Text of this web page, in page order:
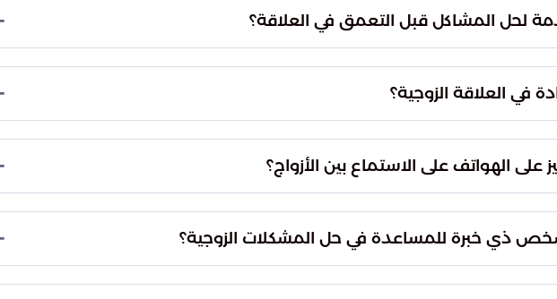
لحل المشاكل قبل التعمق في العلاقة؟
في العلاقة الزوجية؟
على الهواتف على الاستماع بين الأزواج؟
ذي خبرة للمساعدة في حل المشكلات الزوجية؟